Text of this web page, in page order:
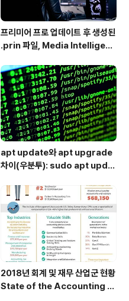
프리미어 프로 업데이트 후 생성된
.prin 파일, Media Intelligenc
apt update와 apt upgrade
차이(우분투): sudo apt updat
2018년 회계 및 재무 산업군 현황
State of the Accounting a